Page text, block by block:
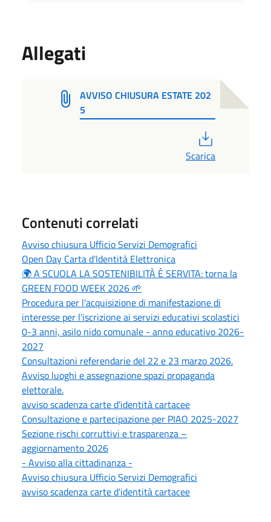
Allegati
AVVISO CHIUSURA ESTATE 202
5
Scarica
Contenuti correlati
Avviso chiusura Ufficio Servizi Demografici
Open Day Carta d'Identità Elettronica
🌍 A SCUOLA LA SOSTENIBILITÀ È SERVITA: torna la
GREEN FOOD WEEK 2026 🌱
Procedura per l'acquisizione di manifestazione di
interesse per l'iscrizione ai servizi educativi scolastici
0-3 anni, asilo nido comunale - anno educativo 2026-
2027
Consultazioni referendarie del 22 e 23 marzo 2026.
Avviso luoghi e assegnazione spazi propaganda
elettorale.
avviso scadenza carte d'identità cartacee
Consultazione e partecipazione per PIAO 2025-2027
Sezione rischi corruttivi e trasparenza –
aggiornamento 2026
- Avviso alla cittadinanza -
Avviso chiusura Ufficio Servizi Demografici
avviso scadenza carte d'identità cartacee